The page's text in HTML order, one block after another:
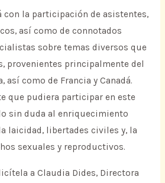
con la participación de asistentes,
así como de connotados
sobre temas diversos que
provenientes principalmente del
así como de Francia y Canadá.
que pudiera participar en este
sin duda al enriquecimiento
laicidad, libertades civiles y, la
sexuales y reproductivos.
a Claudia Dides, Directora